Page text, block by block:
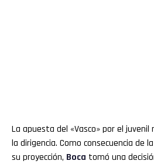
La apuesta del «Vasco» por el juvenil
la dirigencia. Como consecuencia de
su proyección, Boca tomó una